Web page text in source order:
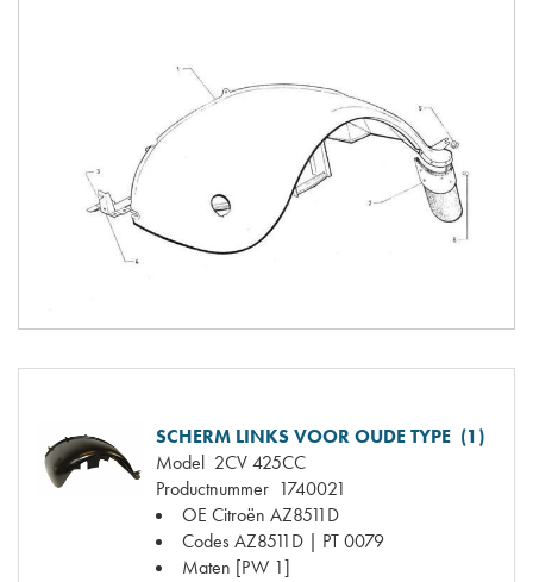
SCHERM LINKS VOOR OUDE TYPE (1)
Model 2CV 425CC
Productnummer 1740021
OE Citroën AZ8511D
CodesAZ8511D | PT 0079
Maten [PW 1]